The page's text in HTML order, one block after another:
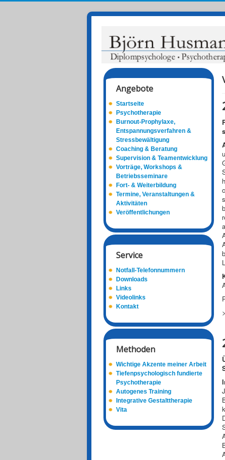
Angebote
Startseite
Psychotherapie
Burnout-Prophylaxe,
Entspannungsverfahren &
Stressbewältigung
Coaching & Beratung
Supervision & Teamentwicklung
Vorträge, Workshops &
Betriebsseminare
Fort- & Weiterbildung
Termine, Veranstaltungen &
Aktivitäten
Veröffentlichungen
Service
Notfall-Telefonnummern
Downloads
Links
Videolinks
Kontakt
Methoden
Wichtige Akzente meiner Arbeit
Tiefenpsychologisch fundierte
Psychotherapie
Autogenes Training
Integrative Gestalttherapie
Vita